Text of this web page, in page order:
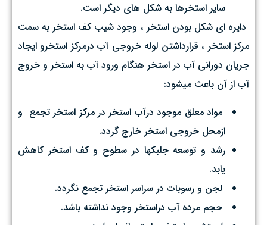
ساير استخرها به شكل هاي ديگر است.
دايره اي شكل بودن استخر ، وجود شيب كف استخر به سمت
مركز استخر ، قرارداشتن لوله خروجي آب درمركز استخرو ايجاد
جريان دوراني آب در استخر هنگام ورود آب به استخر و خروج
آب از آن باعث ميشود:
مواد معلق موجود درآب استخر در مركز استخر تجمع و
ازمحل خروجي استخر خارج گردد.
رشد و توسعه جلبكها در سطوح و كف استخر كاهش
يابد.
لجن و رسوبات در سراسر استخر تجمع نگردد.
حجم مرده آب دراستخر وجود نداشته باشد.